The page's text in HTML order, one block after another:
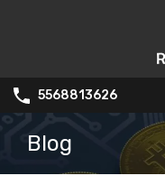
5568813626
Blog